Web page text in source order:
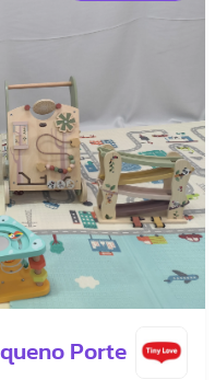
Porte